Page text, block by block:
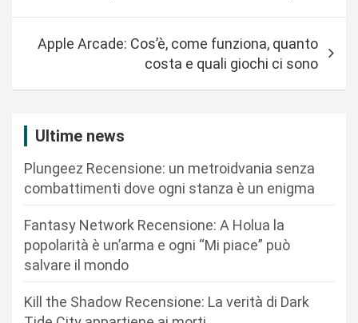
Apple Arcade: Cos’è, come funziona, quanto
costa e quali giochi ci sono
Ultime news
Plungeez Recensione: un metroidvania senza
combattimenti dove ogni stanza è un enigma
Fantasy Network Recensione: A Holua la
popolarità è un’arma e ogni “Mi piace” può
salvare il mondo
Kill the Shadow Recensione: La verità di Dark